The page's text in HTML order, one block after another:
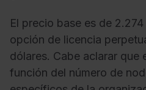
El precio base es de
opción de licencia
dólares. Cabe aclarar que
función del número de